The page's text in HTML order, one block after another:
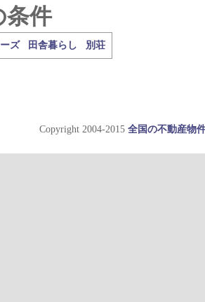
条件
ズ 田舎暮らし 別荘
Copyright 2004-2015 全国の不動産物